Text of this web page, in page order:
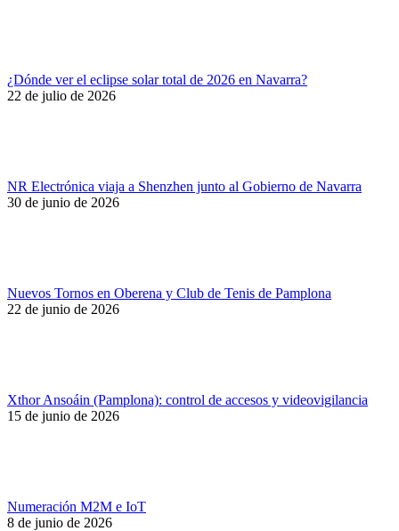
¿Dónde ver el eclipse solar total de 2026 en Navarra?
22 de julio de 2026
NR Electrónica viaja a Shenzhen junto al Gobierno de Navarra
30 de junio de 2026
Nuevos Tornos en Oberena y Club de Tenis de Pamplona
22 de junio de 2026
Xthor Ansoáin (Pamplona): control de accesos y videovigilancia
15 de junio de 2026
Numeración M2M e IoT
8 de junio de 2026